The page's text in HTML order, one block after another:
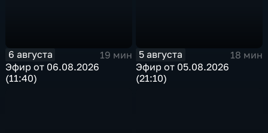
6 августа
19 мин
Эфир от 06.08.2026
(11:40)
5 августа
18 мин
Эфир от 05.08.2026
(21:10)